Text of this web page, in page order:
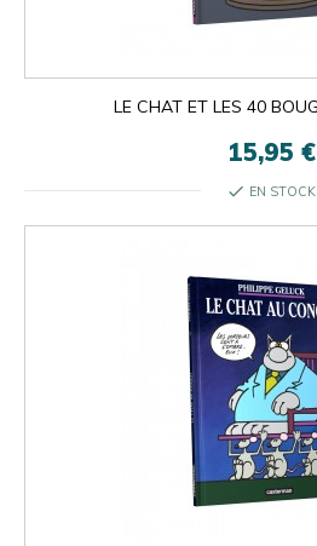
LE CHAT ET LES 40
15,95 €
check EN STOCK